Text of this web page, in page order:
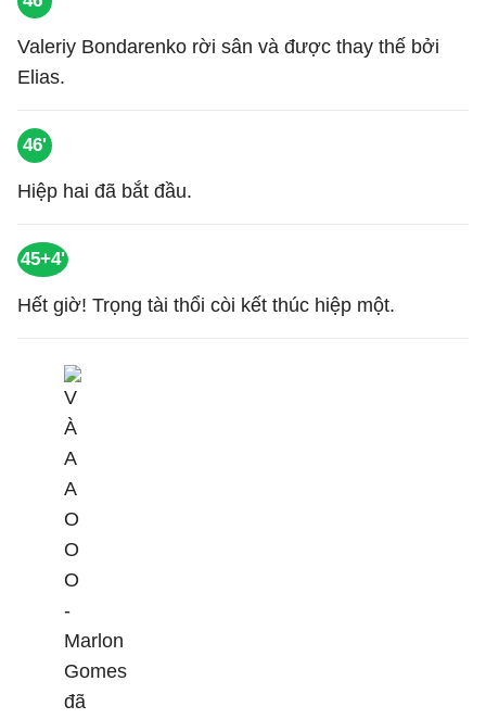
Valeriy Bondarenko rời sân và được thay thế bởi
Elias.
46'
Hiệp hai đã bắt đầu.
45+4'
Hết giờ! Trọng tài thổi còi kết thúc hiệp một.